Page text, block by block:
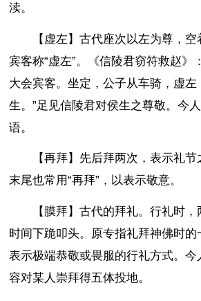
渎。
【虚左】古代座次以左为尊，
宾客称“虚左”。《信陵君窃符救赵》
大会宾客。坐定，公子从车骑，虚左
生。”足见信陵君对侯生之尊敬。今
语。
【再拜】先后拜两次，表示礼
末尾也常用“再拜”，以表示敬意。
【膜拜】古代的拜礼。行礼时
时间下跪叩头。原专指礼拜神佛时的
表示极端恭敬或畏服的行礼方式。今
容对某人崇拜得五体投地。